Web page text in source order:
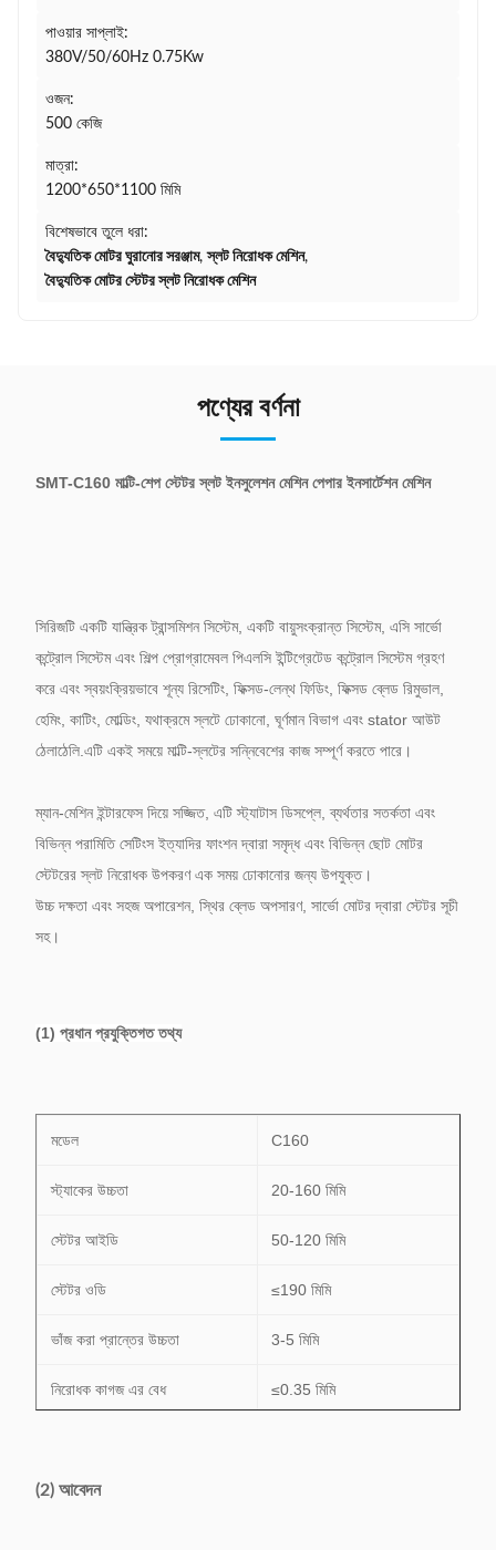
পাওয়ার সাপ্লাই:
380V/50/60Hz 0.75Kw
ওজন:
500 কেজি
মাত্রা:
1200*650*1100 মিমি
বিশেষভাবে তুলে ধরা:
বৈদ্যুতিক মোটর ঘুরানোর সরঞ্জাম,স্লট নিরোধক মেশিন,
বৈদ্যুতিক মোটর স্টেটর স্লট নিরোধক মেশিন
পণ্যের বর্ণনা
SMT-C160 মাল্টি-শেপ স্টেটর স্লট ইনসুলেশন মেশিন পেপার ইনসার্টেশন মেশিন
সিরিজটি একটি যান্ত্রিক ট্রান্সমিশন সিস্টেম, একটি বায়ুসংক্রান্ত সিস্টেম, এসি সার্ভো
কন্ট্রোল সিস্টেম এবং শিল্প প্রোগ্রামেবল পিএলসি ইন্টিগ্রেটেড কন্ট্রোল সিস্টেম গ্রহণ
করে এবং স্বয়ংক্রিয়ভাবে শূন্য রিসেটিং, ফিক্সড-লেন্থ ফিডিং, ফিক্সড ব্লেড রিমুভাল,
হেমিং, কাটিং, মোল্ডিং, যথাক্রমে স্লটে ঢোকানো, ঘূর্ণমান বিভাগ এবং stator আউট
ঠেলাঠেলি.এটি একই সময়ে মাল্টি-স্লটের সন্নিবেশের কাজ সম্পূর্ণ করতে পারে।
ম্যান-মেশিন ইন্টারফেস দিয়ে সজ্জিত, এটি স্ট্যাটাস ডিসপ্লে, ব্যর্থতার সতর্কতা এবং
বিভিন্ন পরামিতি সেটিংস ইত্যাদির ফাংশন দ্বারা সমৃদ্ধ এবং বিভিন্ন ছোট মোটর
স্টেটরের স্লট নিরোধক উপকরণ এক সময় ঢোকানোর জন্য উপযুক্ত।
উচ্চ দক্ষতা এবং সহজ অপারেশন, স্থির ব্লেড অপসারণ, সার্ভো মোটর দ্বারা স্টেটর সূচী
সহ।
(1) প্রধান প্রযুক্তিগত তথ্য
মডেল C160
স্ট্যাকের উচ্চতা 20-160 মিমি
স্টেটর আইডি 50-120 মিমি
স্টেটর ওডি ≤190 মিমি
ভাঁজ করা প্রান্তের উচ্চতা 3-5 মিমি
নিরোধক কাগজ এর বেধ ≤0.35 মিমি
পাওয়ার সাপ্লাই
(2) আবেদন